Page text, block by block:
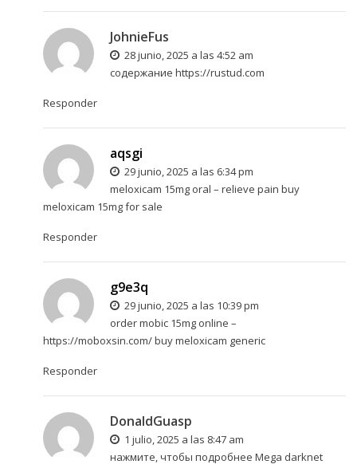
JohnieFus
28 junio, 2025 a las 4:52 am
содержание https://rustud.com
Responder
aqsgi
29 junio, 2025 a las 6:34 pm
meloxicam 15mg oral – relieve pain buy
meloxicam 15mg for sale
Responder
g9e3q
29 junio, 2025 a las 10:39 pm
order mobic 15mg online –
https://moboxsin.com/buy meloxicam generic
Responder
DonaldGuasp
1 julio, 2025 a las 8:47 am
нажмите, чтобы подробнее Mega darknet